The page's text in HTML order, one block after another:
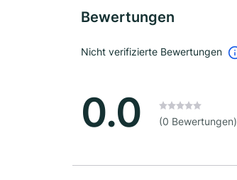
Bewertungen
Nicht verifizierte Bewertungen
0.0 (0 Bewertungen)